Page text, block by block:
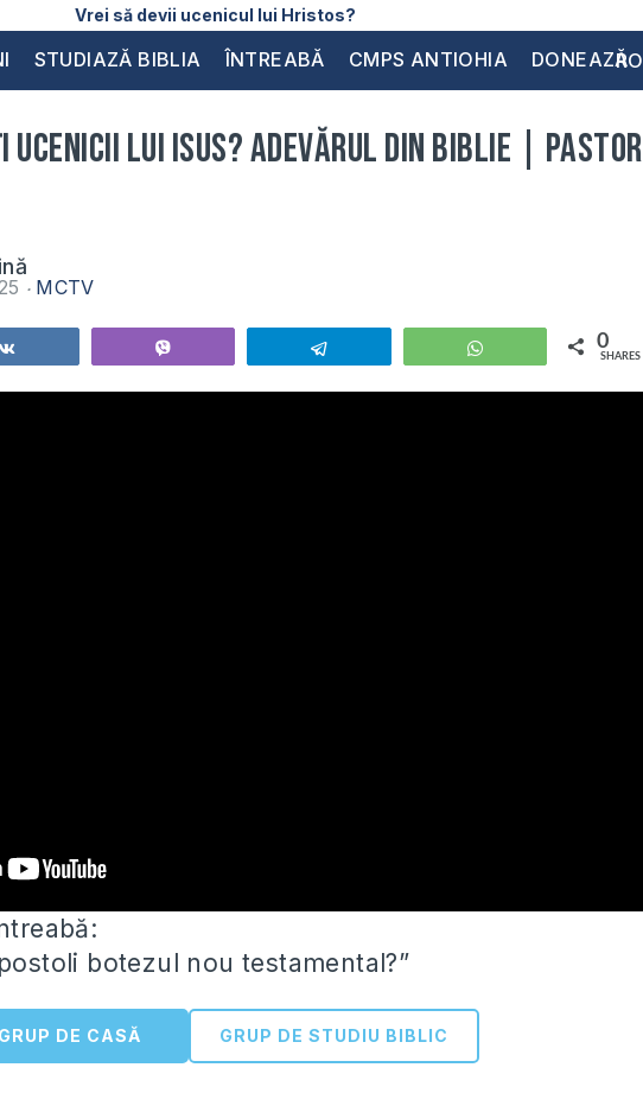
Vrei să devii ucenicul lui Hristos?
STUDIAZĂ BIBLIA ÎNTREABĂ CMPS ANTIOHIA DONEAZĂRO
lui Isus? Adevărul din Biblie | Pastor
MCTV
WhatsApp 0
SHARES
botezul nou testamental?”
GRUP DE CASĂ GRUP DE STUDIU BIBLIC